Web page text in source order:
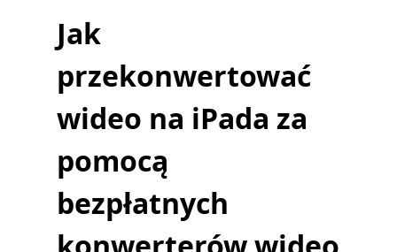
Jak
przekonwertować
wideo na iPada za
pomocą
bezpłatnych